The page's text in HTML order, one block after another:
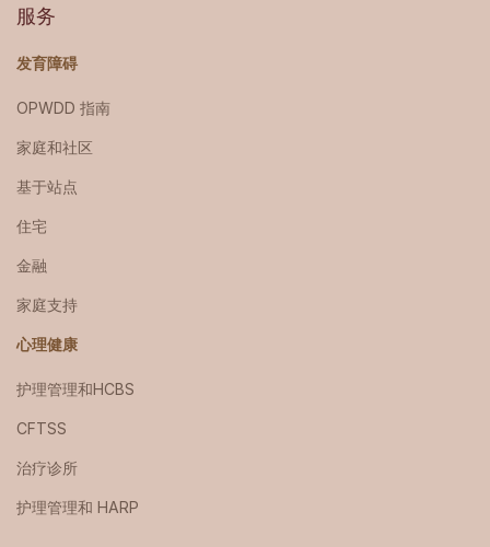
服务
发育障碍
OPWDD 指南
家庭和社区
基于站点
住宅
金融
家庭支持
心理健康
护理管理和HCBS
CFTSS
治疗诊所
护理管理和 HARP